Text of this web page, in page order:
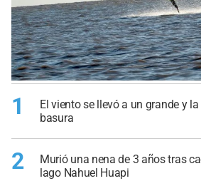
1
El viento se llevó a un grande y
basura
2
Murió una nena de 3 años tras
lago Nahuel Huapi